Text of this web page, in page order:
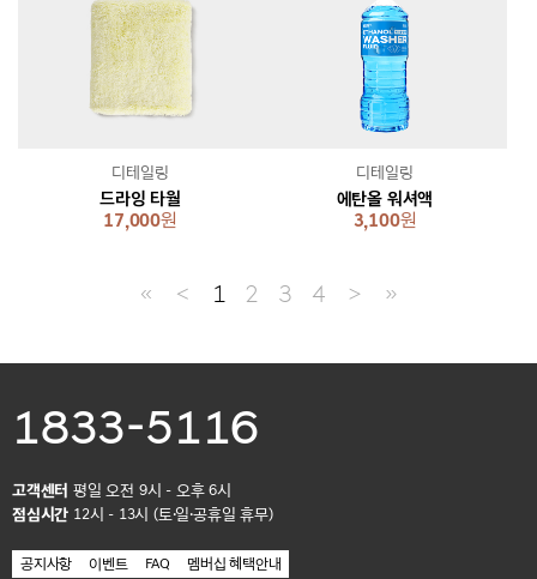
드라잉 타월
17,000원
디테일링
에탄올 워셔액
3,100원
디테일링
≪ ＜ 1 2 3 4 ＞ ≫
1833-5116
고객센터 평일 오전 9시 - 오후 6시
점심시간 12시 - 13시 (토·일·공휴일 휴무)
공지사항 이벤트 FAQ 멤버십 혜택안내